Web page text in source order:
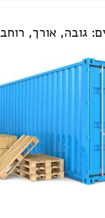
גובה, אורך, רוחב